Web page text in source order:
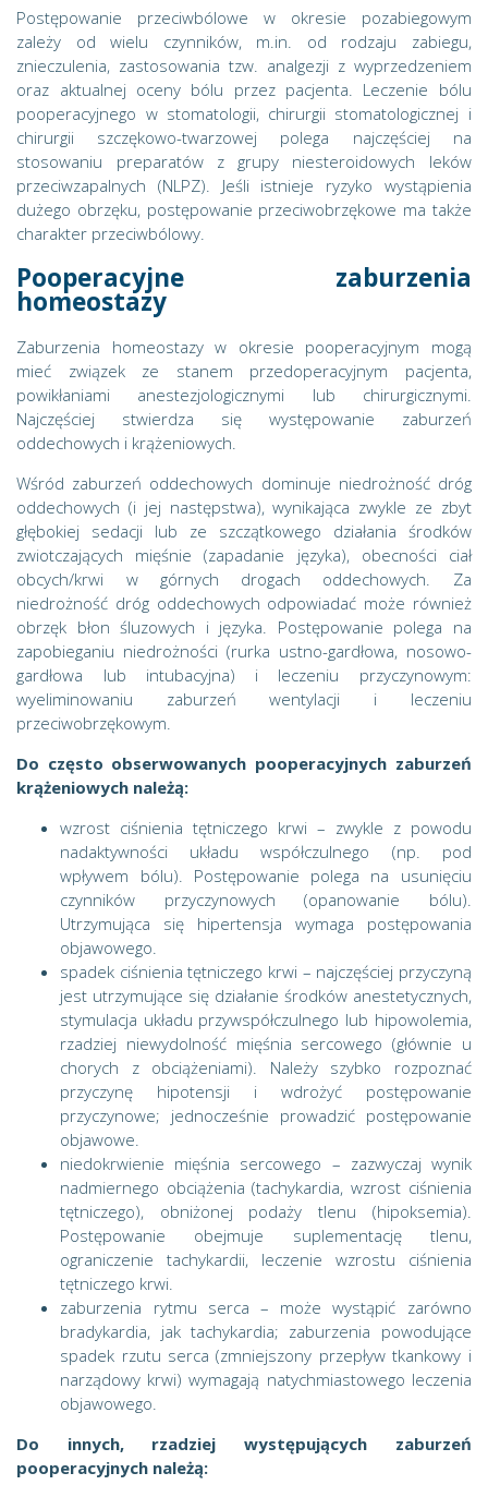
Postępowanie przeciwbólowe w okresie pozabiegowym
zależy od wielu czynników, m.in. od rodzaju zabiegu,
znieczulenia, zastosowania tzw. analgezji z wyprzedzeniem
oraz aktualnej oceny bólu przez pacjenta. Leczenie bólu
pooperacyjnego w stomatologii, chirurgii stomatologicznej i
chirurgii szczękowo-twarzowej polega najczęściej na
stosowaniu preparatów z grupy niesteroidowych leków
przeciwzapalnych (NLPZ). Jeśli istnieje ryzyko wystąpienia
dużego obrzęku, postępowanie przeciwobrzękowe ma także
charakter przeciwbólowy.
Pooperacyjne zaburzenia
homeostazy
Zaburzenia homeostazy w okresie pooperacyjnym mogą
mieć związek ze stanem przedoperacyjnym pacjenta,
powikłaniami anestezjologicznymi lub chirurgicznymi.
Najczęściej stwierdza się występowanie zaburzeń
oddechowych i krążeniowych.
Wśród zaburzeń oddechowych dominuje niedrożność dróg
oddechowych (i jej następstwa), wynikająca zwykle ze zbyt
głębokiej sedacji lub ze szczątkowego działania środków
zwiotczających mięśnie (zapadanie języka), obecności ciał
obcych/krwi w górnych drogach oddechowych. Za
niedrożność dróg oddechowych odpowiadać może również
obrzęk błon śluzowych i języka. Postępowanie polega na
zapobieganiu niedrożności (rurka ustno-gardłowa, nosowo-
gardłowa lub intubacyjna) i leczeniu przyczynowym:
wyeliminowaniu zaburzeń wentylacji i leczeniu
przeciwobrzękowym.
Do często obserwowanych pooperacyjnych zaburzeń
krążeniowych należą:
wzrost ciśnienia tętniczego krwi – zwykle z powodu
nadaktywności układu współczulnego (np. pod
wpływem bólu). Postępowanie polega na usunięciu
czynników przyczynowych (opanowanie bólu).
Utrzymująca się hipertensja wymaga postępowania
objawowego.
spadek ciśnienia tętniczego krwi – najczęściej przyczyną
jest utrzymujące się działanie środków anestetycznych,
stymulacja układu przywspółczulnego lub hipowolemia,
rzadziej niewydolność mięśnia sercowego (głównie u
chorych z obciążeniami). Należy szybko rozpoznać
przyczynę hipotensji i wdrożyć postępowanie
przyczynowe; jednocześnie prowadzić postępowanie
objawowe.
niedokrwienie mięśnia sercowego – zazwyczaj wynik
nadmiernego obciążenia (tachykardia, wzrost ciśnienia
tętniczego), obniżonej podaży tlenu (hipoksemia).
Postępowanie obejmuje suplementację tlenu,
ograniczenie tachykardii, leczenie wzrostu ciśnienia
tętniczego krwi.
zaburzenia rytmu serca – może wystąpić zarówno
bradykardia, jak tachykardia; zaburzenia powodujące
spadek rzutu serca (zmniejszony przepływ tkankowy i
narządowy krwi) wymagają natychmiastowego leczenia
objawowego.
Do innych, rzadziej występujących zaburzeń
pooperacyjnych należą: